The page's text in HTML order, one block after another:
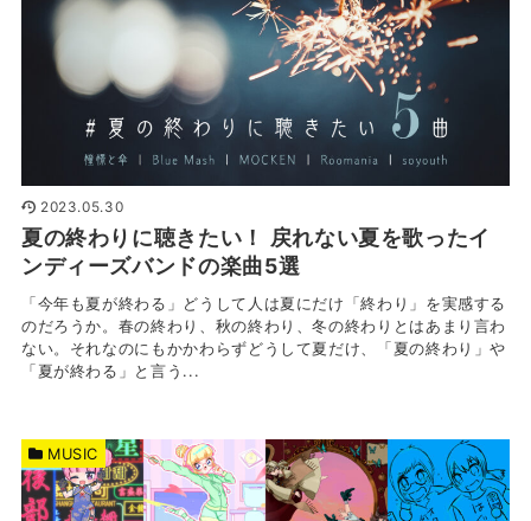
2023.05.30
夏の終わりに聴きたい！ 戻れない夏を歌ったイ
ンディーズバンドの楽曲5選
「今年も夏が終わる」どうして人は夏にだけ「終わり」を実感する
のだろうか。春の終わり、秋の終わり、冬の終わりとはあまり言わ
ない。それなのにもかかわらずどうして夏だけ、「夏の終わり」や
「夏が終わる」と言う...
MUSIC